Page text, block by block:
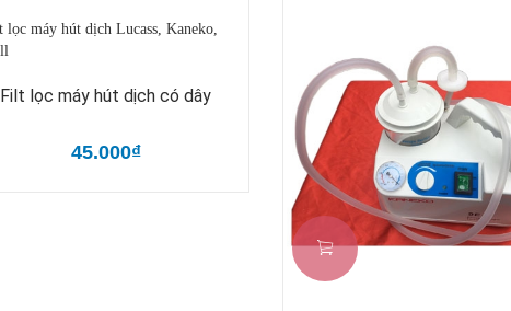
Filt lọc máy hút dịch có dây
45.000₫